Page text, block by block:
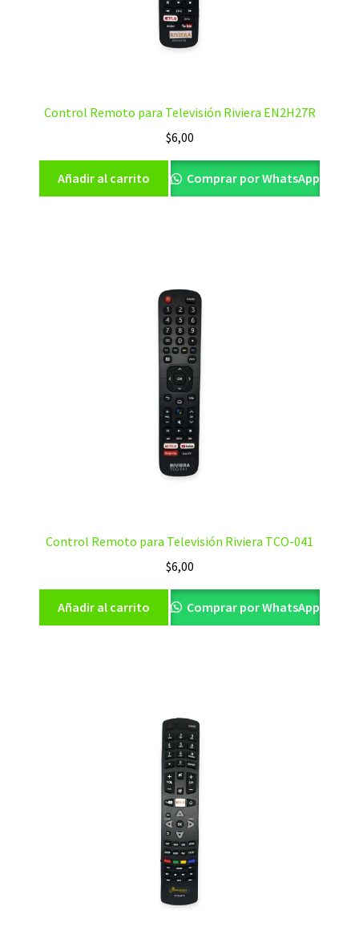
Control Remoto para Televisión Riviera EN2H27R
$6,00
Añadir al carrito Comprar por WhatsApp
Control Remoto para Televisión Riviera TCO-041
$6,00
Añadir al carrito Comprar por WhatsApp